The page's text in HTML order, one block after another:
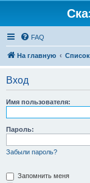
FAQ
На главную
Вход
Имя пользователя:
Пароль:
Забыли пароль?
Запомнить меня